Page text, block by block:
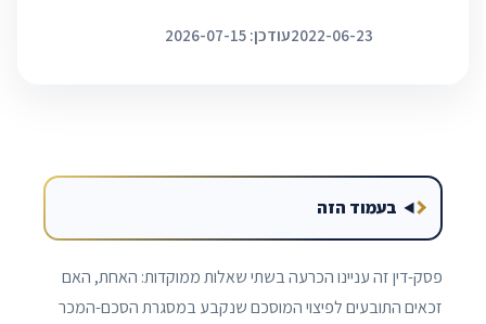
2022-06-23עודכן: 2026-07-15
בעמוד הזה
פסק-דין זה עניינו הכרעה בשתי שאלות ממוקדות: האחת, האם
זכאים התובעים לפיצוי המוסכם שנקבע במסגרת הסכם-המכר